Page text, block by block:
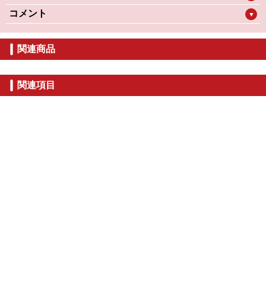
コメント ▼
関連商品
関連項目